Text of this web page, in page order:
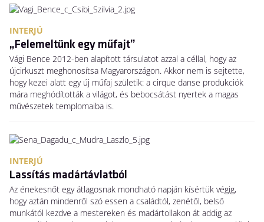
INTERJÚ
„Felemeltünk egy műfajt”
Vági Bence 2012-ben alapított társulatot azzal a céllal, hogy az
újcirkuszt meghonosítsa Magyarországon. Akkor nem is sejtette,
hogy kezei alatt egy új műfaj születik: a cirque danse produkciók
mára meghódították a világot, és bebocsátást nyertek a magas
művészetek templomaiba is.
INTERJÚ
Lassítás madártávlatból
Az énekesnőt egy átlagosnak mondható napján kísértük végig,
hogy aztán mindenről szó essen a családtól, zenétől, belső
munkától kezdve a mestereken és madártollakon át addig az